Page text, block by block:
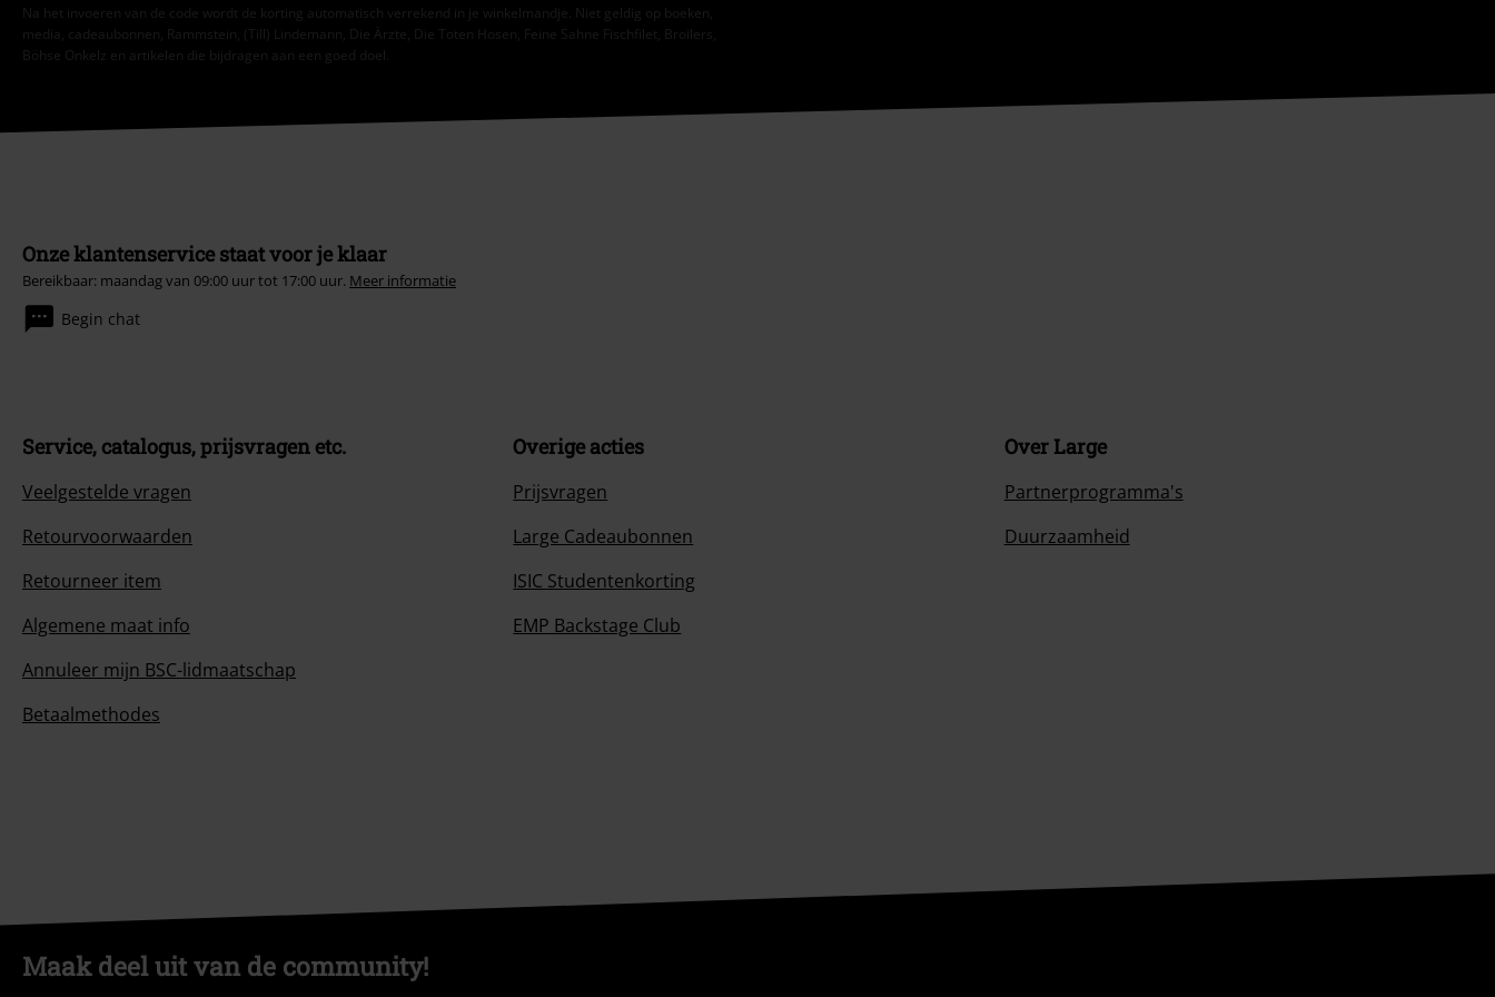
Na het invoeren van de code wordt de korting automatisch verrekend in je winkelmandje. Niet geldig op boeken,
media, cadeaubonnen, Rammstein, (Till) Lindemann, Die Ärzte, Die Toten Hosen, Feine Sahne Fischfilet, Broilers,
Böhse Onkelz en artikelen die bijdragen aan een goed doel.
Onze klantenservice staat voor je klaar
Bereikbaar: maandag van 09:00 uur tot 17:00 uur. Meer informatie
Begin chat
Service, catalogus, prijsvragen etc.
Veelgestelde vragen
Retourvoorwaarden
Retourneer item
Algemene maat info
Annuleer mijn BSC-lidmaatschap
Betaalmethodes
Overige acties
Prijsvragen
Large Cadeaubonnen
ISIC Studentenkorting
EMP Backstage Club
Over Large
Partnerprogramma's
Duurzaamheid
Maak deel uit van de community!